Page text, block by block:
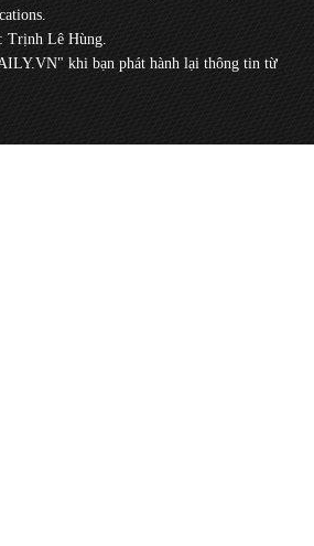
Trịnh Lê Hùng.
khi bạn phát hành lại thông tin từ